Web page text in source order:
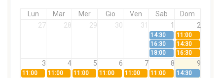
Lun Mar Mer Gio Ven Sab
Dom
27
28 29 30 31 1 2
14:30
11:00
16:30
14:30
18:00
16:30
3 4 5 6 7 8 9
11:00 11:00 11:00 11:00 11:00 11:00
14:30